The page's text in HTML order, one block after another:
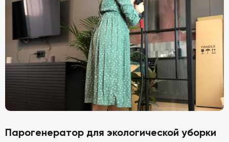
Парогенератор для экологической уборки